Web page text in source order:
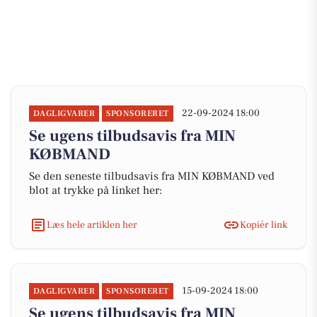
DAGLIGVARER SPONSORERET 22-09-2024 18:00
Se ugens tilbudsavis fra MIN
KØBMAND
Se den seneste tilbudsavis fra MIN KØBMAND ved
blot at trykke på linket her:
Læs hele artiklen her Kopiér link
DAGLIGVARER SPONSORERET 15-09-2024 18:00